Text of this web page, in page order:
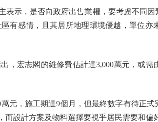
示，是否向政府出售業權，要考慮不同因
有感情，且其居所地理環境優越，單位亦
宏志閣的維修費估計達3,000萬元，或需
，施工期達9個月，但最終數字有待正式
設計方案及物料選擇要視乎居民需要和偏